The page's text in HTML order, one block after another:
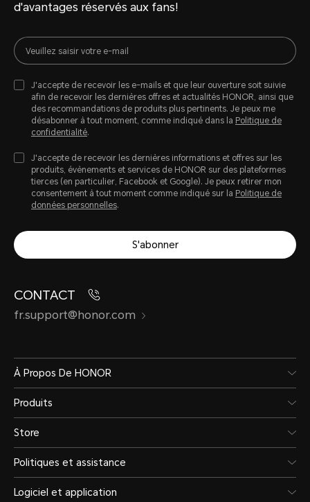
d'avantages réservés aux fans!
J'accepte de recevoir les e-mails et que leur ouverture soit suivie
afin de recevoir les dernières offres et actualités HONOR, ainsi que
des recommandations de produits plus pertinents. Je peux me
désabonner à tout moment, comme indiqué dans la Politique de
confidentialité.
J'accepte de recevoir les dernières informations et offres sur les
produits, évènements et services de HONOR sur des plateformes
tierces (en particulier, Facebook et Google). Je peux retirer mon
consentement à tout moment comme indiqué sur la Politique de
données personnelles.
S'abonner
CONTACT
fr.support@honor.com
À Propos De HONOR
Produits
Store
Politiques et assistance
Logiciel et application